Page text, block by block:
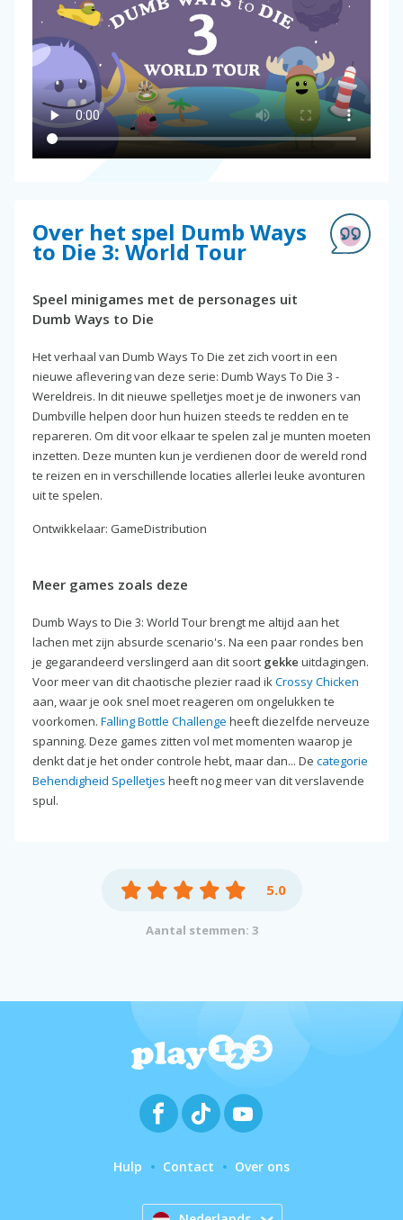
Over het spel Dumb Ways
to Die 3: World Tour
Speel minigames met de personages uit
Dumb Ways to Die
Het verhaal van Dumb Ways To Die zet zich voort in een
nieuwe aflevering van deze serie: Dumb Ways To Die 3 -
Wereldreis. In dit nieuwe spelletjes moet je de inwoners van
Dumbville helpen door hun huizen steeds te redden en te
repareren. Om dit voor elkaar te spelen zal je munten moeten
inzetten. Deze munten kun je verdienen door de wereld rond
te reizen en in verschillende locaties allerlei leuke avonturen
uit te spelen.
Ontwikkelaar: GameDistribution
Meer games zoals deze
Dumb Ways to Die 3: World Tour brengt me altijd aan het
lachen met zijn absurde scenario's. Na een paar rondes ben
je gegarandeerd verslingerd aan dit soort gekke uitdagingen.
Voor meer van dit chaotische plezier raad ikCrossy Chicken
aan, waar je ook snel moet reageren om ongelukken te
voorkomen. Falling Bottle Challenge heeft diezelfde nerveuze
spanning. Deze games zitten vol met momenten waarop je
denkt dat je het onder controle hebt, maar dan... De categorie
Behendigheid Spelletjes heeft nog meer van dit verslavende
spul.
5.0
Aantal stemmen: 3
Hulp Contact Over ons